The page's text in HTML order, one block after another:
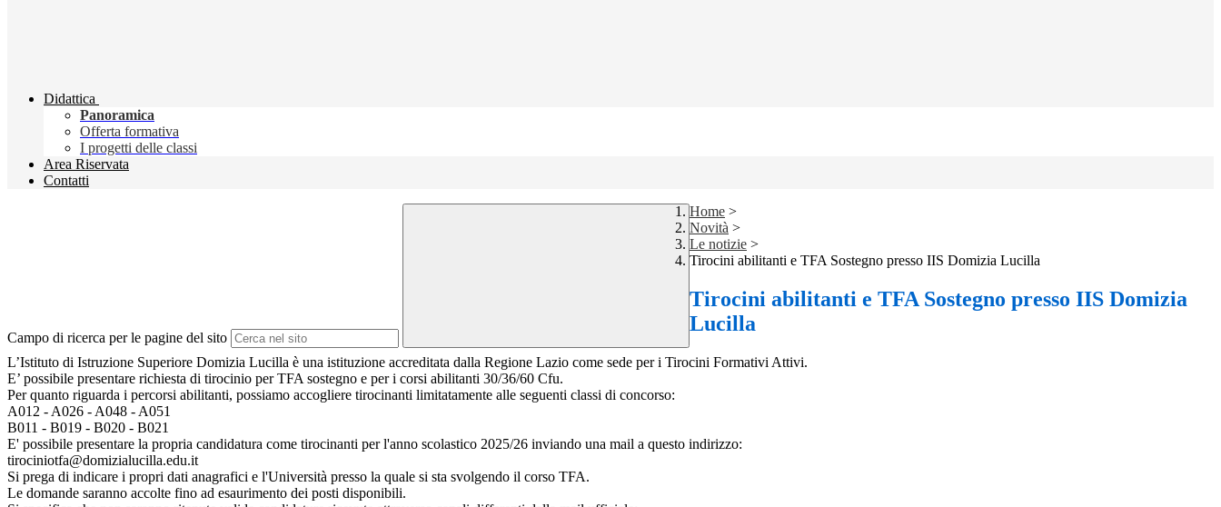
Didattica
Panoramica
Offerta formativa
I progetti delle classi
Area Riservata
Contatti
Campo di ricerca per le pagine del sito
Home >
Novità >
Le notizie >
Tirocini abilitanti e TFA Sostegno presso IIS Domizia Lucilla
Tirocini abilitanti e TFA Sostegno presso IIS Domizia
Lucilla
L’Istituto di Istruzione Superiore Domizia Lucilla è una istituzione accreditata dalla Regione Lazio come sede per i Tirocini Formativi Attivi.
E’ possibile presentare richiesta di tirocinio per TFA sostegno e per i corsi abilitanti 30/36/60 Cfu.
Per quanto riguarda i percorsi abilitanti, possiamo accogliere tirocinanti limitatamente alle seguenti classi di concorso:
A012 - A026 - A048 - A051
B011 - B019 - B020 - B021
E' possibile presentare la propria candidatura come tirocinanti per l'anno scolastico 2025/26 inviando una mail a questo indirizzo:
tirociniotfa@domizialucilla.edu.it
Si prega di indicare i propri dati anagrafici e l'Università presso la quale si sta svolgendo il corso TFA.
Le domande saranno accolte fino ad esaurimento dei posti disponibili.